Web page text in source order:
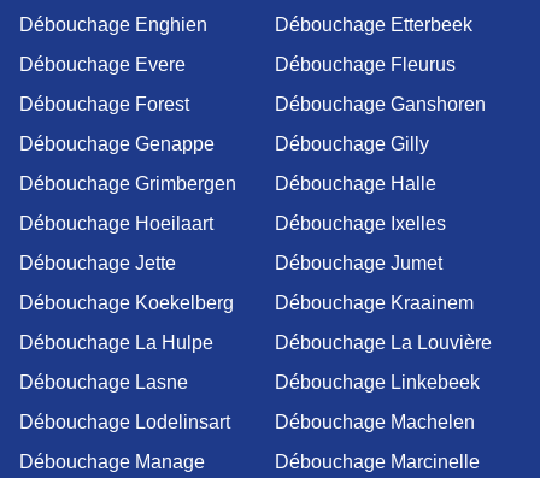
Débouchage Enghien
Débouchage Etterbeek
Débouchage Evere
Débouchage Fleurus
Débouchage Forest
Débouchage Ganshoren
Débouchage Genappe
Débouchage Gilly
Débouchage Grimbergen
Débouchage Halle
Débouchage Hoeilaart
Débouchage Ixelles
Débouchage Jette
Débouchage Jumet
Débouchage Koekelberg
Débouchage Kraainem
Débouchage La Hulpe
Débouchage La Louvière
Débouchage Lasne
Débouchage Linkebeek
Débouchage Lodelinsart
Débouchage Machelen
Débouchage Manage
Débouchage Marcinelle